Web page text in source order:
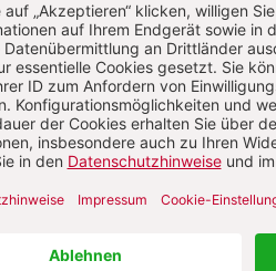
2024
Von Christian Nottmeier